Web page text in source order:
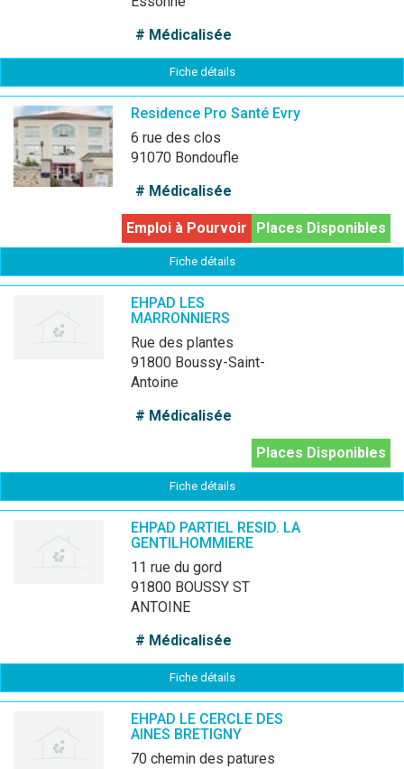
# Médicalisée
Fiche détails
Residence Pro Santé Evry
6 rue des clos
91070 Bondoufle
# Médicalisée
Places Disponibles
Emploi à Pourvoir
Fiche détails
EHPAD LES
MARRONNIERS
Rue des plantes
91800 Boussy-Saint-
Antoine
# Médicalisée
Places Disponibles
Fiche détails
EHPAD PARTIEL RESID. LA
GENTILHOMMIERE
11 rue du gord
91800 BOUSSY ST
ANTOINE
# Médicalisée
Fiche détails
EHPAD LE CERCLE DES
AINES BRETIGNY
70 chemin des patures